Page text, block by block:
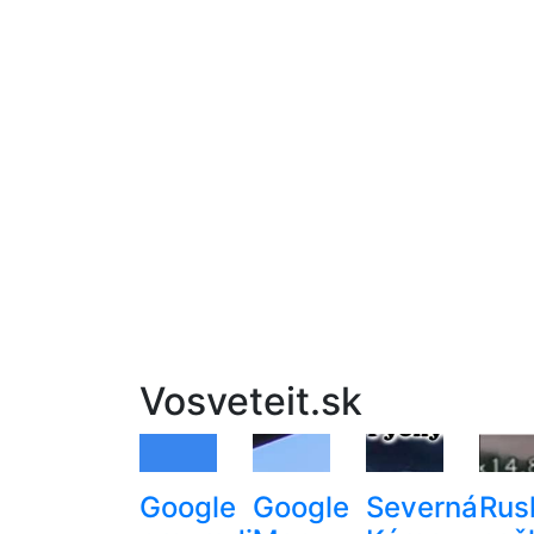
Vosveteit.sk
Google Google Severná